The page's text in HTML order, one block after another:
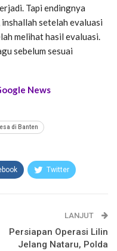
Tapi endingnya
setelah evaluasi
melihat hasil evaluasi.
sebelum sesuai
News
di Banten
Twitter
LANJUT
Persiapan Operasi Lilin
Jelang Nataru, Polda